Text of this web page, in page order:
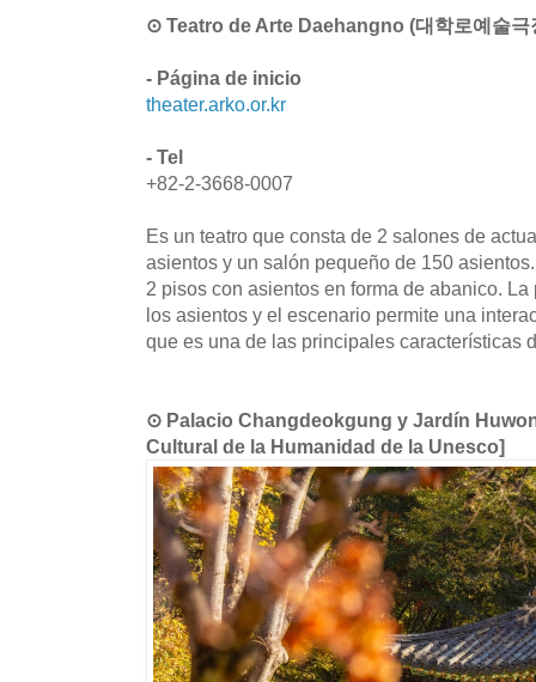
⊙ Teatro de Arte Daehangno (대학로예술극
- Página de inicio
theater.arko.or.kr
- Tel
+82-2-3668-0007
Es un teatro que consta de 2 salones de
asientos y un salón pequeño de 150
2 pisos con asientos en forma de abanico.
los asientos y el escenario permite una
que es una de las principales características
⊙ Palacio Changdeokgung y Jardín
Cultural de la Humanidad de la Unesco]